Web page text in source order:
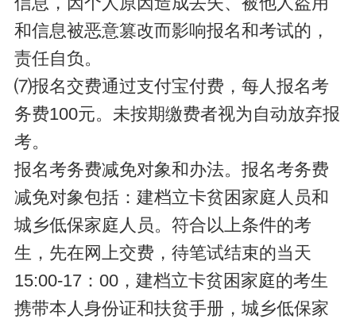
和信息被恶意篡改而影响报名和考试的，
责任自负。
⑺报名交费通过支付宝付费，每人报名考
务费100元。未按期缴费者视为自动放弃报
考。
报名考务费减免对象和办法。报名考务费
减免对象包括：建档立卡贫困家庭人员和
城乡低保家庭人员。符合以上条件的考
生，先在网上交费，待笔试结束的当天
15:00-17：00，建档立卡贫困家庭的考生
携带本人身份证和扶贫手册，城乡低保家